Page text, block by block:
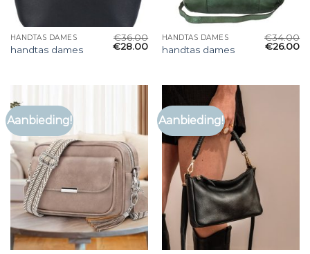
HANDTAS DAMES
handtas dames
€36.00
€28.00
HANDTAS DAMES
handtas dames
€34.00
€26.00
Aanbieding! Aanbieding!